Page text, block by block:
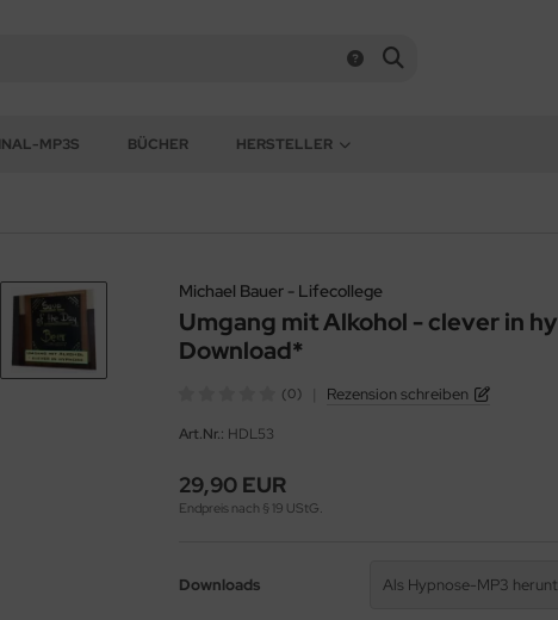
MP3S BÜCHER HERSTELLER
Michael Bauer - Lifecollege
Umgang mit Alkohol - clever in
Download*
(0) Rezension schreiben
Art.Nr.: HDL53
29,90 EUR
Endpreis nach § 19 UStG.
Downloads Als Hypnose-MP3